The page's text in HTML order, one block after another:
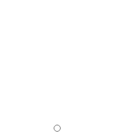
루쥬 알뤼르 렉스